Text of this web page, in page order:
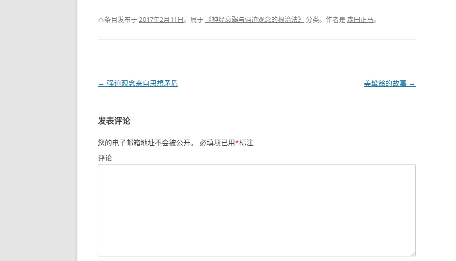
本条目发布于2017年2月11日。属于 《神经衰弱与强迫观念的根治法》 分类。 作者是森田正马。
文章导航
← 强迫观念来自思想矛盾 美髯翁的故事 →
发表评论
您的电子邮箱地址不会被公开。 必填项已用*标注
评论